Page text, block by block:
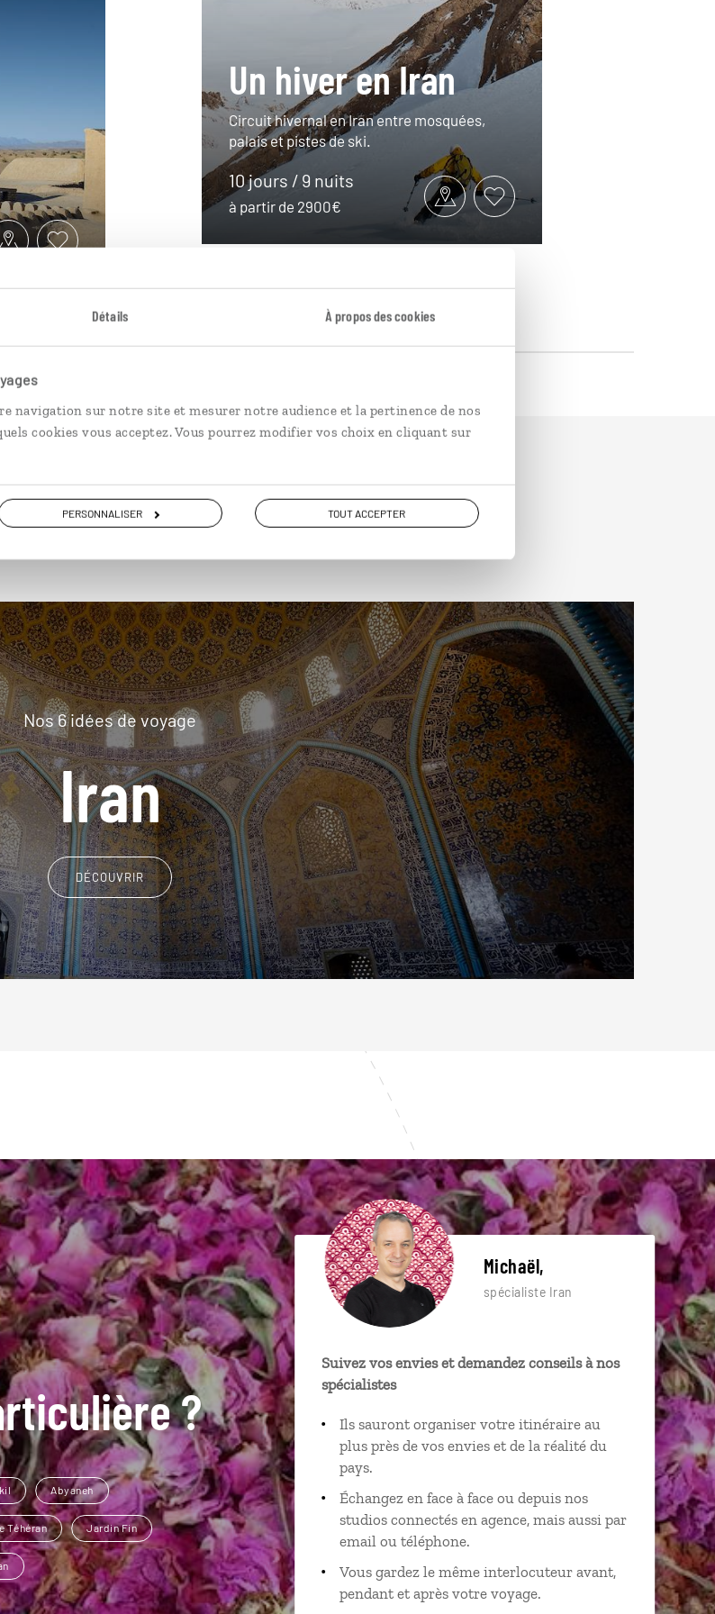
Détails À propos des cookies
navigation sur notre site et mesurer notre audience et la pertinence de nos
cookies vous acceptez. Vous pourrez modifier vos choix en cliquant sur
PERSONNALISER TOUT ACCEPTER
Un hiver en Iran
Circuit hivernal en Iran entre mosquées,
palais et pistes de ski.
10 jours / 9 nuits
à partir de 2900€
Nos 6 idées de voyage
Iran
DÉCOUVRIR
?
Abyaneh
Téhéran Jardin Fin
Michaël,
spécialiste Iran
Suivez vos envies et demandez conseils à nos
spécialistes
Ils sauront organiser votre itinéraire au
plus près de vos envies et de la réalité du
pays.
Échangez en face à face ou depuis nos
studios connectés en agence, mais aussi par
email ou téléphone.
Vous gardez le même interlocuteur avant,
pendant et après votre voyage.